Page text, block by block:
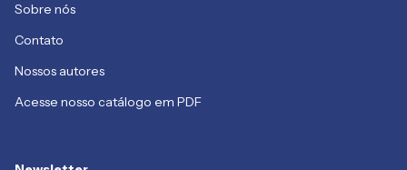
Sobre nós
Contato
Nossos autores
Acesse nosso catálogo em PDF